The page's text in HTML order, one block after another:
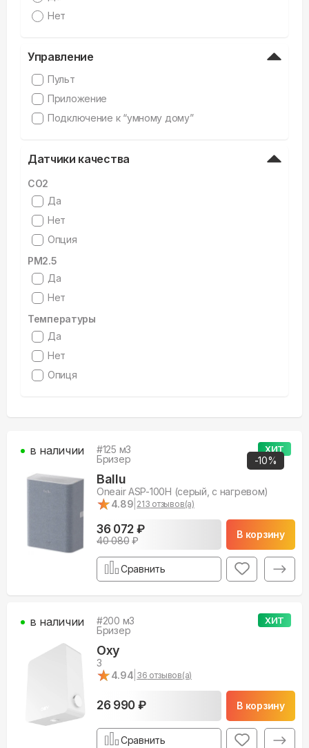
Нет
Управление
Пульт
Приложение
Подключение к “умному дому”
Датчики качества
CO2
Да
Нет
Опция
PM2.5
Да
Нет
Температуры
Да
Нет
Опиця
ХИТ
-10%
#125 м3
Бризер
Ballu
Oneair ASP-100H (серый, с нагревом)
★
★4.89 213 отзывов(а)
36 072 ₽
40 080₽
В корзину
в наличии
Сравнить
ХИТ
#200 м3
Бризер
Oxy
3
★
★4.94 36 отзывов(а)
26 990 ₽ В корзину
в наличии
Сравнить